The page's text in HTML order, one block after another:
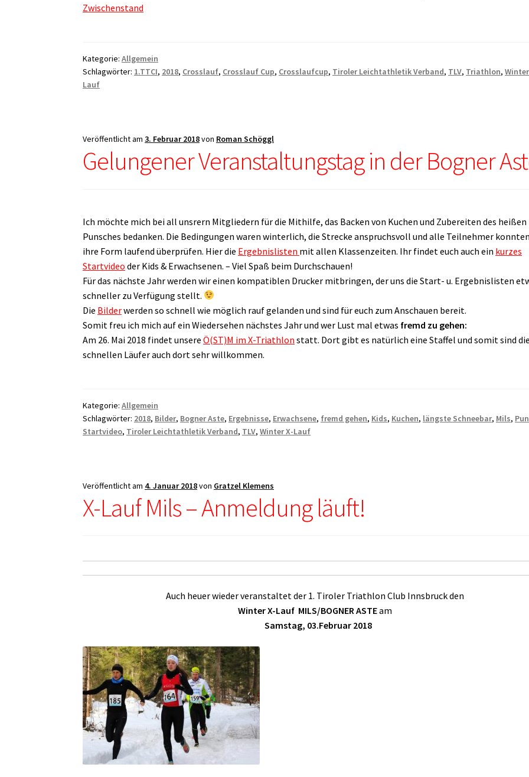
Zwischenstand
Kategorie:Allgemein
Schlagwörter: 1.TTCI, 2018, Crosslauf, Crosslauf Cup, Crosslaufcup, Tiroler Leichtathletik Verband, TLV, Triathlon,
Lauf
Veröffentlicht am3. Februar 2018von Roman Schöggl
Gelungener Veranstaltungstag in der Bogner
Ich möchte mich bei all unsrern Mitgliedern für die Mithilfe, das Backen von Kuchen und Zubereiten des heißen
Punsches bedanken. Die Bedingungen waren winterlich, die Strecke anspruchsvoll und alle Teilnehmer konnten
ihre Form laufend überprüfen. Hier die Ergebnislisten mit allen Klassenzeiten. Ihr findet euch auch ein kurzes
Startvideo der Kids & Erwachsenen. – Viel Spaß beim Durchschauen!
Für das nächste Jahr werden wir einen kompatiblen Drucker mitbringen, der uns die Start- u. Ergebnislisten
schneller zu Verfügung stellt.
Die Bilderwerden so schnell wie möglich rauf gelanden und sind für euch zum Anschauen bereit.
Somit freu ich mich auf ein Wiedersehen nächstes Jahr und wer Lust mal etwas fremd zu gehen:
Am 26. Mai 2018 findet unsereÖ(ST)M im X-Triathlon statt. Dort gibt es natürlich eine Staffel und somit sind die
schnellen Läufer auch dort sehr willkommen.
Kategorie:Allgemein
Schlagwörter: 2018, Bilder, Bogner Aste, Ergebnisse, Erwachsene, fremd gehen, Kids, Kuchen, längste Schneebar, Mils,
Startvideo, Tiroler Leichtathletik Verband, TLV,Winter X-Lauf
Veröffentlicht am 4. Januar 2018von Gratzel Klemens
X-Lauf Mils – Anmeldung läuft!
Auch heuer wieder veranstaltet der 1. Tiroler Triathlon Club Innsbruck den
Winter X-Lauf MILS/BOGNER ASTEam
Samstag, 03.Februar 2018